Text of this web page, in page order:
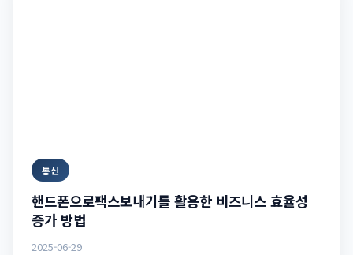
통신
핸드폰으로팩스보내기를 활용한 비즈니스 효율성
증가 방법
2025-06-29